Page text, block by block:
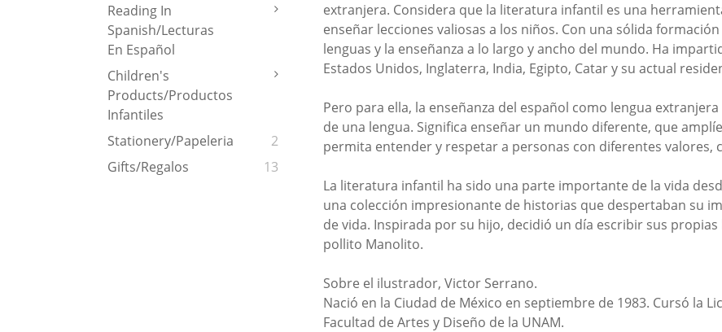
Reading In
Spanish/Lecturas
En Español
Children's
Products/Productos
Infantiles
Stationery/Papeleria
2
Gifts/Regalos
13
extranjera. Considera que la literatura infantil es una
enseñar lecciones valiosas a los niños. Con una sólida
lenguas y la enseñanza a lo largo y ancho del mundo. Ha
Estados Unidos, Inglaterra, India, Egipto, Catar y su actual
Pero para ella, la enseñanza del español como lengua
de una lengua. Significa enseñar un mundo diferente, que
permita entender y respetar a personas con diferentes valores,
La literatura infantil ha sido una parte importante de la vida
una colección impresionante de historias que despertaban su
de vida. Inspirada por su hijo, decidió un día escribir sus
pollito Manolito.
Sobre el ilustrador, Victor Serrano.
Nació en la Ciudad de México en septiembre de 1983. Cursó la
Facultad de Artes y Diseño de la UNAM.